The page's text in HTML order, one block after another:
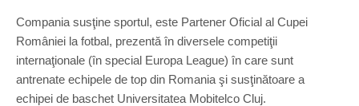
Compania susţine sportul, este Partener Oficial al Cupei
României la fotbal, prezentă în diversele competiţii
internaţionale (în special Europa League) în care sunt
antrenate echipele de top din Romania şi susţinătoare a
echipei de baschet Universitatea Mobitelco Cluj.